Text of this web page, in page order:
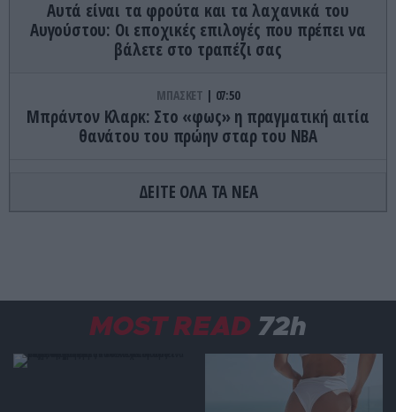
Αυτά είναι τα φρούτα και τα λαχανικά του
Αυγούστου: Οι εποχικές επιλογές που πρέπει να
βάλετε στο τραπέζι σας
ΜΠΑΣΚΕΤ 07:50
Μπράντον Κλαρκ: Στο «φως» η πραγματική αιτία
θανάτου του πρώην σταρ του ΝΒΑ
ΕΝΟΠΛΕΣ ΣΥΓΚΡΟΥΣΕΙΣ 07:49
Ρωσικά πλήγματα με βαλλιστικούς πυραύλους
δόλο οι Οθωμανοί τον κατηγόρησαν & τελικά δεν
αρνήθηκε την πίστη του
ΔΕΙΤΕ ΟΛΑ ΤΑ ΝΕΑ
MOST READ 72h